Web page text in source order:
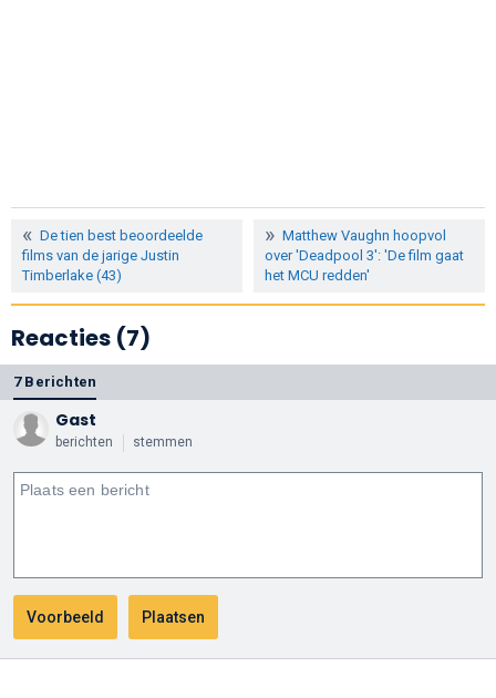
De tien best beoordeelde
films van de jarige Justin
Timberlake (43)
Matthew Vaughn hoopvol
over 'Deadpool 3': 'De film gaat
het MCU redden'
Reacties (7)
7 Berichten
Gast
berichten stemmen